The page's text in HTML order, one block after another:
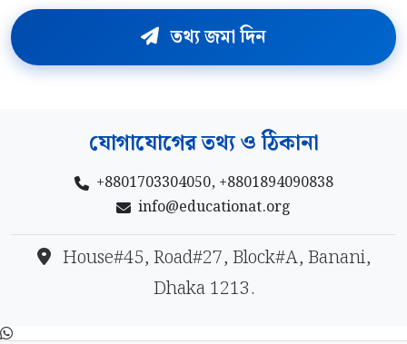
তথ্য জমা দিন
যোগাযোগের তথ্য ও ঠিকানা
+8801703304050, +8801894090838
info@educationat.org
House#45, Road#27, Block#A, Banani,
Dhaka 1213.